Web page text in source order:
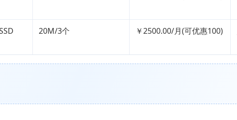
20M/3个 ￥2500.00/月(可优惠100)